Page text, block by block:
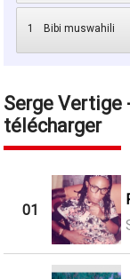
1 Bibi muswahili
Serge Vertige
télécharger
01